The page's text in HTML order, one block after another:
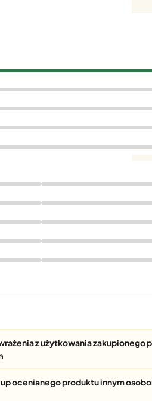
z użytkowania zakupionego
ocenianego produktu innym